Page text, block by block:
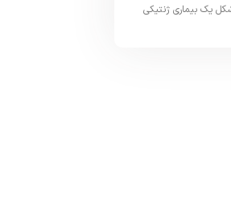
یک بیماری ژنتیکی